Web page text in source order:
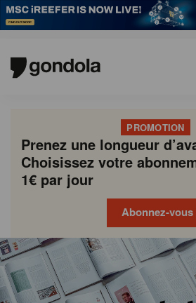
PROMOTION
Prenez une longueur
Choisissez votre
1€ par jour
Abonnez-vous
Gondola
academy
Gondola
society